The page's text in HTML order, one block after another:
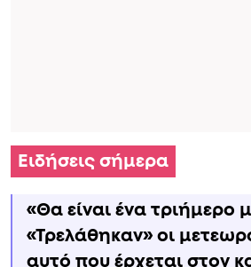
Ειδήσεις σήμερα
«Θα είναι ένα τριήμερο
«Τρελάθηκαν» οι
αυτό που έρχεται στον